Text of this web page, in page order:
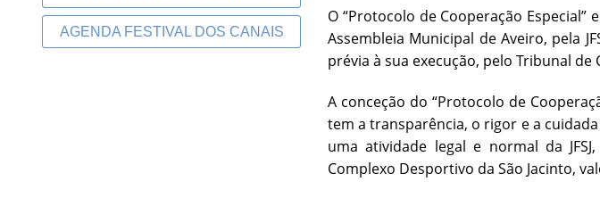
AGENDA FESTIVAL DOS CANAIS
O “Protocolo de Cooperação Especial”
Assembleia Municipal de Aveiro, pela
prévia à sua execução, pelo Tribunal de
A conceção do “Protocolo de
tem a transparência, o rigor e a
uma atividade legal e normal da
Complexo Desportivo da São Jacinto,